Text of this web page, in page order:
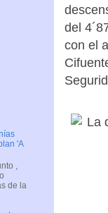
del
con el
'A
,
de la